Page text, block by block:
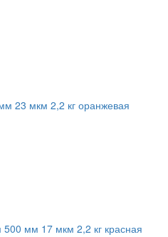
23 мкм 2,2 кг оранжевая
500 мм 17 мкм 2,2 кг красная